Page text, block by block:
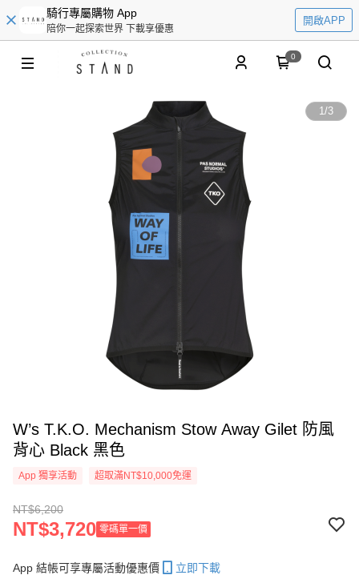
騎行專屬購物 App
陪你一起探索世界 下載享優惠
開啟APP
0
1/3
W’s T.K.O. Mechanism Stow Away Gilet 防風
背心 Black 黑色
App 獨享活動 超取滿NT$10,000免運
NT$6,200
NT$3,720 零碼單一價
App 結帳可享專屬活動優惠價 立即下載